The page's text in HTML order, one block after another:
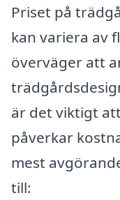
Priset på
kan variera av
överväger att
är det viktigt
påverkar
mest
till: